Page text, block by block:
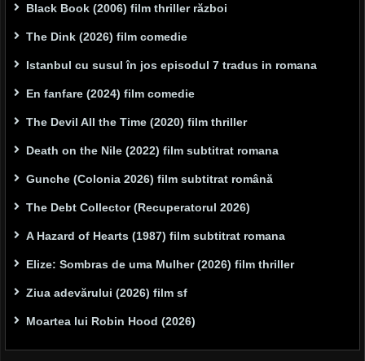
Black Book (2006) film thriller război
The Dink (2026) film comedie
Istanbul cu susul în jos episodul 7 tradus in romana
En fanfare (2024) film comedie
The Devil All the Time (2020) film thriller
Death on the Nile (2022) film subtitrat romana
Gunche (Colonia 2026) film subtitrat română
The Debt Collector (Recuperatorul 2026)
A Hazard of Hearts (1987) film subtitrat romana
Elize: Sombras de uma Mulher (2026) film thriller
Ziua adevărului (2026) film sf
Moartea lui Robin Hood (2026)